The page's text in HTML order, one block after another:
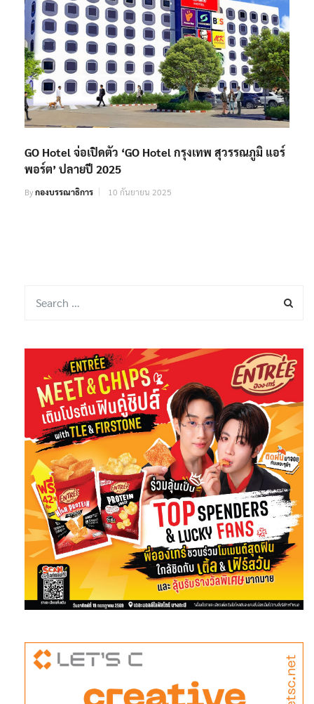
GO Hotel จ่อเปิดตัว ‘GO Hotel กรุงเทพ สุวรรณภูมิ แอร์
พอร์ต’ ปลายปี 2025
Byกองบรรณาธิการ 10 กันยายน 2025